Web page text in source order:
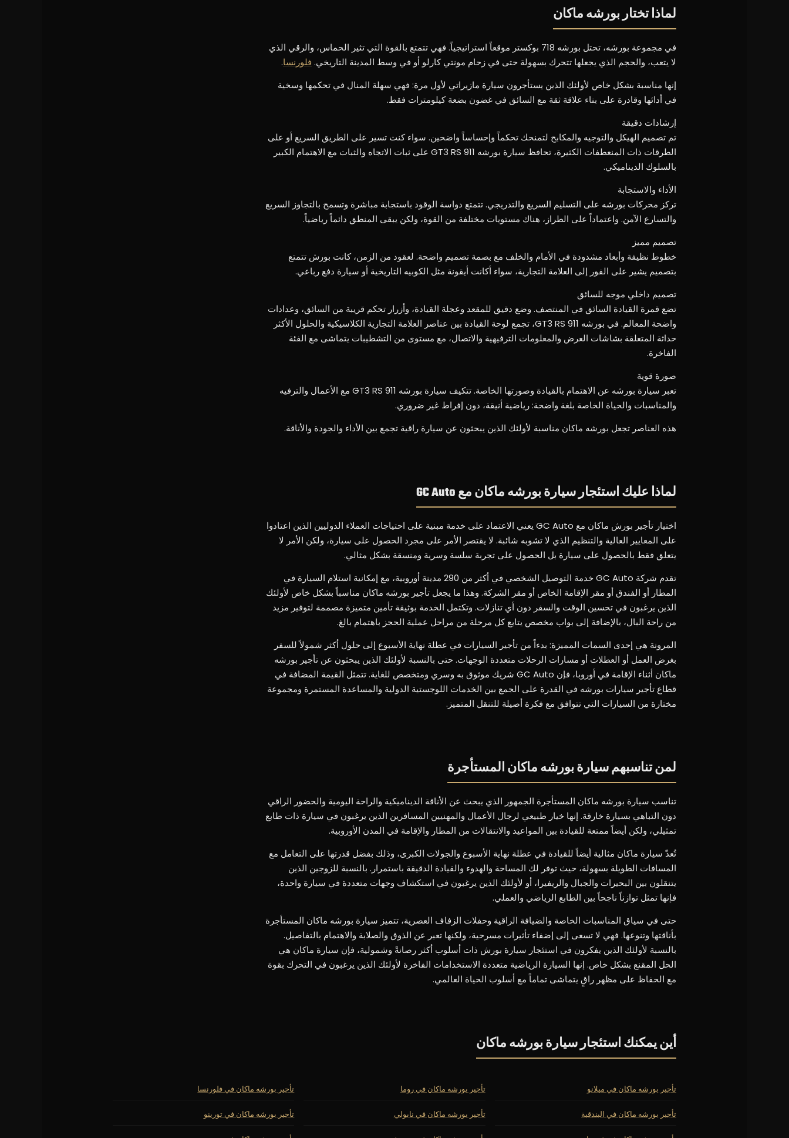
لماذا تختار بورشه ماكان
في مجموعة بورشه، تحتل بورشه 718 بوكستر موقعاً استراتيجياً. فهي تتمتع بالقوة التي تثير الحماس، والرقي الذي
لا يتعب، والحجم الذي يجعلها تتحرك بسهولة حتى في زحام مونتي كارلو أو في وسط المدينة التاريخي. فلورنسا.
إنها مناسبة بشكل خاص لأولئك الذين يستأجرون سيارة مازيراتي لأول مرة: فهي سهلة المنال في تحكمها وسخية
في أدائها وقادرة على بناء علاقة ثقة مع السائق في غضون بضعة كيلومترات فقط.
إرشادات دقيقة
تم تصميم الهيكل والتوجيه والمكابح لتمنحك تحكماً وإحساساً واضحين. سواء كنت تسير على الطريق السريع أو على
الطرقات ذات المنعطفات الكثيرة، تحافظ سيارة بورشه 911 GT3 RS على ثبات الاتجاه والثبات مع الاهتمام الكبير
بالسلوك الديناميكي.
الأداء والاستجابة
تركز محركات بورشه على التسليم السريع والتدريجي. تتمتع دواسة الوقود باستجابة مباشرة وتسمح بالتجاوز السريع
والتسارع الآمن. واعتماداً على الطراز، هناك مستويات مختلفة من القوة، ولكن يبقى المنطق دائماً رياضياً.
تصميم مميز
خطوط نظيفة وأبعاد مشدودة في الأمام والخلف مع بصمة تصميم واضحة. لعقود من الزمن، كانت بورش تتمتع
بتصميم يشير على الفور إلى العلامة التجارية، سواء أكانت أيقونة مثل الكوبيه التاريخية أو سيارة دفع رباعي.
تصميم داخلي موجه للسائق
تضع قمرة القيادة السائق في المنتصف. وضع دقيق للمقعد وعجلة القيادة، وأزرار تحكم قريبة من السائق، وعدادات
واضحة المعالم. في بورشه 911 GT3 RS، تجمع لوحة القيادة بين عناصر العلامة التجارية الكلاسيكية والحلول الأكثر
حداثة المتعلقة بشاشات العرض والمعلومات الترفيهية والاتصال، مع مستوى من التشطيبات يتماشى مع الفئة
الفاخرة.
صورة قوية
تعبر سيارة بورشه عن الاهتمام بالقيادة وصورتها الخاصة. تتكيف سيارة بورشه 911 GT3 RS مع الأعمال والترفيه
والمناسبات والحياة الخاصة بلغة واضحة: رياضية أنيقة، دون إفراط غير ضروري.
هذه العناصر تجعل بورشه ماكان مناسبة لأولئك الذين يبحثون عن سيارة راقية تجمع بين الأداء والجودة والأناقة.
لماذا عليك استئجار سيارة بورشه ماكان مع GC Auto
اختيار تأجير بورش ماكان مع GC Auto يعني الاعتماد على خدمة مبنية على احتياجات العملاء الدوليين الذين اعتادوا
على المعايير العالية والتنظيم الذي لا تشوبه شائبة. لا يقتصر الأمر على مجرد الحصول على سيارة، ولكن الأمر لا
يتعلق فقط بالحصول على سيارة بل الحصول على تجربة سلسة وسرية ومنسقة بشكل مثالي.
تقدم شركة GC Auto خدمة التوصيل الشخصي في أكثر من 290 مدينة أوروبية، مع إمكانية استلام السيارة في
المطار أو الفندق أو مقر الإقامة الخاص أو مقر الشركة. وهذا ما يجعل تأجير بورشه ماكان مناسباً بشكل خاص لأولئك
الذين يرغبون في تحسين الوقت والسفر دون أي تنازلات. وتكتمل الخدمة بوثيقة تأمين متميزة مصممة لتوفير مزيد
من راحة البال، بالإضافة إلى بواب مخصص يتابع كل مرحلة من مراحل عملية الحجز باهتمام بالغ.
المرونة هي إحدى السمات المميزة: بدءاً من تأجير السيارات في عطلة نهاية الأسبوع إلى حلول أكثر شمولاً للسفر
بغرض العمل أو العطلات أو مسارات الرحلات متعددة الوجهات. حتى بالنسبة لأولئك الذين يبحثون عن تأجير بورشه
ماكان أثناء الإقامة في أوروبا، فإن GC Auto شريك موثوق به وسري ومتخصص للغاية. تتمثل القيمة المضافة في
قطاع تأجير سيارات بورشه في القدرة على الجمع بين الخدمات اللوجستية الدولية والمساعدة المستمرة ومجموعة
مختارة من السيارات التي تتوافق مع فكرة أصيلة للتنقل المتميز.
لمن تناسبهم سيارة بورشه ماكان المستأجرة
تناسب سيارة بورشه ماكان المستأجرة الجمهور الذي يبحث عن الأناقة الديناميكية والراحة اليومية والحضور الراقي
دون التباهي بسيارة خارقة. إنها خيار طبيعي لرجال الأعمال والمهنيين المسافرين الذين يرغبون في سيارة ذات طابع
تمثيلي، ولكن أيضاً ممتعة للقيادة بين المواعيد والانتقالات من المطار والإقامة في المدن الأوروبية.
تُعدّ سيارة ماكان مثالية أيضاً للقيادة في عطلة نهاية الأسبوع والجولات الكبرى، وذلك بفضل قدرتها على التعامل مع
المسافات الطويلة بسهولة، حيث توفر لك المساحة والهدوء والقيادة الدقيقة باستمرار. بالنسبة للزوجين الذين
يتنقلون بين البحيرات والجبال والريفيرا، أو لأولئك الذين يرغبون في استكشاف وجهات متعددة في سيارة واحدة،
فإنها تمثل توازناً ناجحاً بين الطابع الرياضي والعملي.
حتى في سياق المناسبات الخاصة والضيافة الراقية وحفلات الزفاف العصرية، تتميز سيارة بورشه ماكان المستأجرة
بأناقتها وتنوعها. فهي لا تسعى إلى إضفاء تأثيرات مسرحية، ولكنها تعبر عن الذوق والصلابة والاهتمام بالتفاصيل.
بالنسبة لأولئك الذين يفكرون في استئجار سيارة بورش ذات أسلوب أكثر رصانةً وشمولية، فإن سيارة ماكان هي
الحل المقنع بشكل خاص. إنها السيارة الرياضية متعددة الاستخدامات الفاخرة لأولئك الذين يرغبون في التحرك بقوة
مع الحفاظ على مظهر راقٍ يتماشى تماماً مع أسلوب الحياة العالمي.
أين يمكنك استئجار سيارة بورشه ماكان
تأجير بورشه ماكان في ميلانو تأجير بورشه ماكان في روما تأجير بورشه ماكان في فلورنسا
تأجير بورشه ماكان في البندقية تأجير بورشه ماكان في نابولي تأجير بورشه ماكان في تورينو